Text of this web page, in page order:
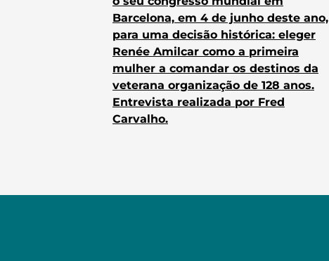
Barcelona, em 4 de junho deste ano,
para uma decisão histórica: eleger
Renée Amilcar como a primeira
mulher a comandar os destinos da
veterana organização de 128 anos.
Entrevista realizada por Fred
Carvalho.